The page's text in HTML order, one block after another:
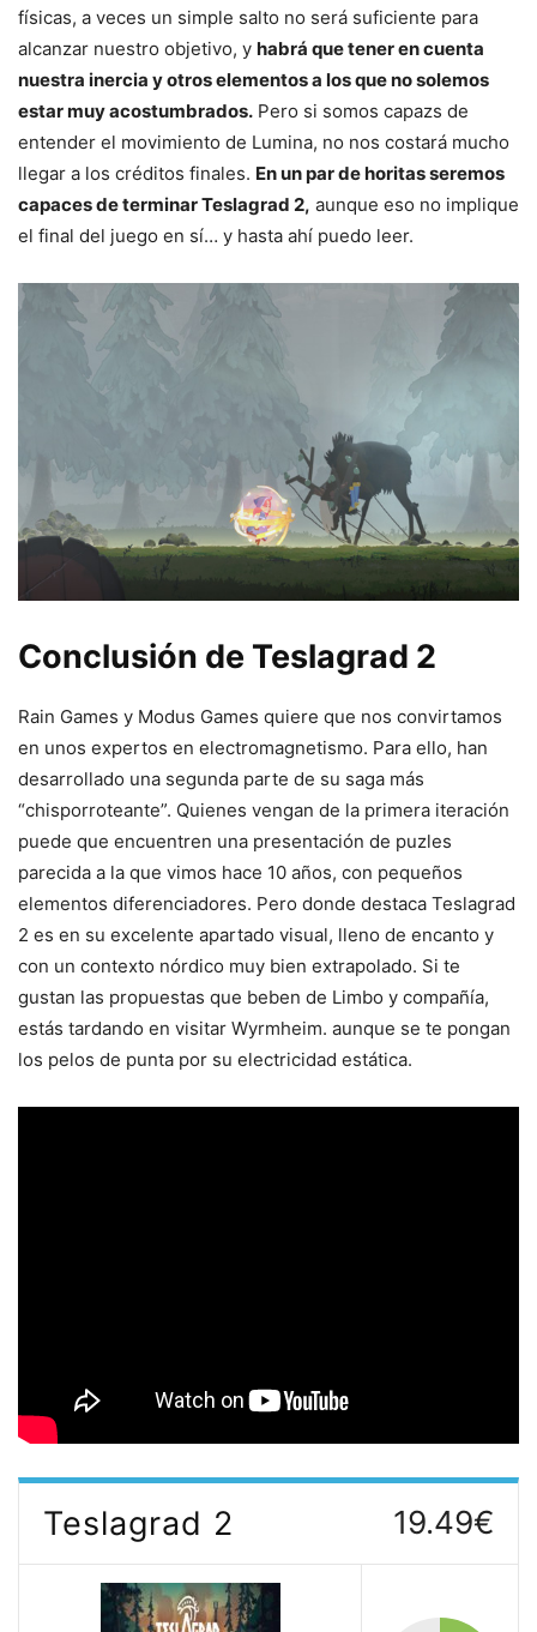
físicas, a veces un simple salto no será suficiente para
alcanzar nuestro objetivo, y habrá que tener en cuenta
nuestra inercia y otros elementos a los que no solemos
estar muy acostumbrados. Pero si somos capazs de
entender el movimiento de Lumina, no nos costará mucho
llegar a los créditos finales. En un par de horitas seremos
capaces de terminar Teslagrad 2, aunque eso no implique
el final del juego en sí… y hasta ahí puedo leer.
Conclusión de Teslagrad 2
Rain Games y Modus Games quiere que nos convirtamos
en unos expertos en electromagnetismo. Para ello, han
desarrollado una segunda parte de su saga más
“chisporroteante”. Quienes vengan de la primera iteración
puede que encuentren una presentación de puzles
parecida a la que vimos hace 10 años, con pequeños
elementos diferenciadores. Pero donde destaca Teslagrad
2 es en su excelente apartado visual, lleno de encanto y
con un contexto nórdico muy bien extrapolado. Si te
gustan las propuestas que beben de Limbo y compañía,
estás tardando en visitar Wyrmheim. aunque se te pongan
los pelos de punta por su electricidad estática.
Teslagrad 2 19.49€